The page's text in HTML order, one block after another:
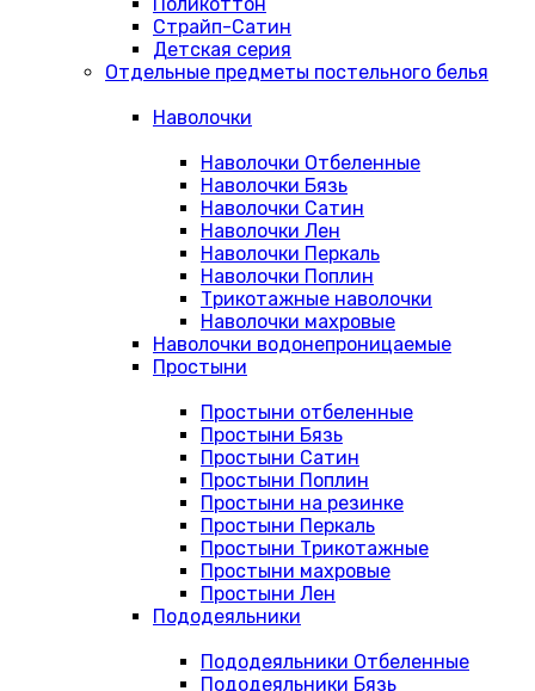
Страйп-Сатин
Детская серия
Отдельные предметы постельного белья
Наволочки
Наволочки Отбеленные
Наволочки Бязь
Наволочки Сатин
Наволочки Лен
Наволочки Перкаль
Наволочки Поплин
Трикотажные наволочки
Наволочки махровые
Наволочки водонепроницаемые
Простыни
Простыни отбеленные
Простыни Бязь
Простыни Сатин
Простыни Поплин
Простыни на резинке
Простыни Перкаль
Простыни Трикотажные
Простыни махровые
Простыни Лен
Пододеяльники
Пододеяльники Отбеленные
Пододеяльники Бязь